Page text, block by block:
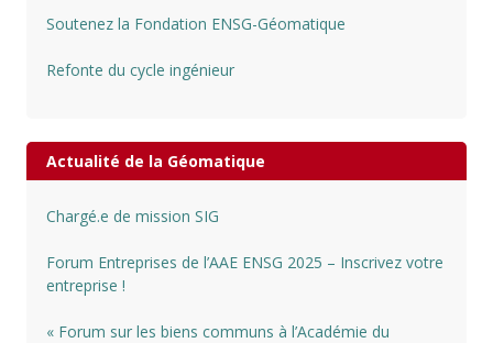
Soutenez la Fondation ENSG-Géomatique
Refonte du cycle ingénieur
Actualité de la Géomatique
Chargé.e de mission SIG
Forum Entreprises de l’AAE ENSG 2025 – Inscrivez votre
entreprise !
« Forum sur les biens communs à l’Académie du